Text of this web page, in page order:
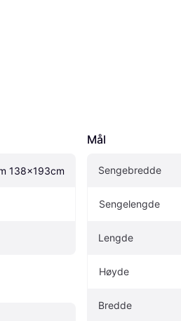
138x193cm
Mål
Sengebredde
Sengelengde
Lengde
Høyde
Bredde